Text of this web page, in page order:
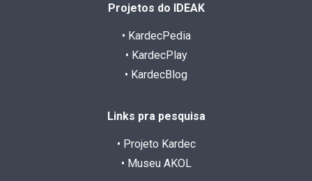
Projetos do IDEAK
• KardecPedia
• KardecPlay
• KardecBlog
Links pra pesquisa
• Projeto Kardec
• Museu AKOL